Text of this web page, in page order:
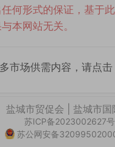
何形式的保证，基于
本网站无关。
市场供需内容，请点击
盐城市贸促会 | 盐城市国
苏ICP备2023002627
苏公网安备